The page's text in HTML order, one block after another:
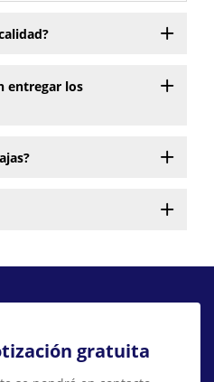
entregar los
gratuita